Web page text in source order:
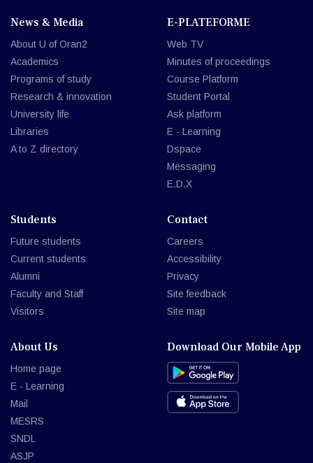
News & Media
About U of Oran2
Academics
Programs of study
Research & innovation
University life
Libraries
A to Z directory
E-PLATEFORME
Web TV
Minutes of proceedings
Course Platform
Student Portal
Ask platform
E - Learning
Dspace
Messaging
E.D.X
Students
Future students
Current students
Alumni
Faculty and Staff
Visitors
Contact
Careers
Accessibility
Privacy
Site feedback
Site map
About Us
Home page
E - Learning
Mail
MESRS
SNDL
ASJP
Download Our Mobile App